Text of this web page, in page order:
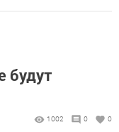
будут
1002 0 0